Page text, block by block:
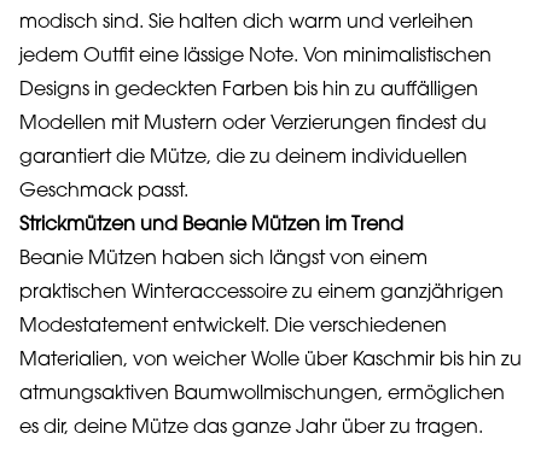
modisch sind. Sie halten dich warm und verleihen
jedem Outfit eine lässige Note. Von minimalistischen
Designs in gedeckten Farben bis hin zu auffälligen
Modellen mit Mustern oder Verzierungen findest du
garantiert die Mütze, die zu deinem individuellen
Geschmack passt.
Strickmützen und Beanie Mützen im Trend
Beanie Mützen haben sich längst von einem
praktischen Winteraccessoire zu einem ganzjährigen
Modestatement entwickelt. Die verschiedenen
Materialien, von weicher Wolle über Kaschmir bis hin zu
atmungsaktiven Baumwollmischungen, ermöglichen
es dir, deine Mütze das ganze Jahr über zu tragen.